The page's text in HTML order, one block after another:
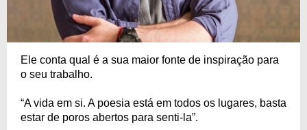
Ele conta qual é a sua maior fonte de inspiração para
o seu trabalho.
“A vida em si. A poesia está em todos os lugares, basta
estar de poros abertos para senti-la”.